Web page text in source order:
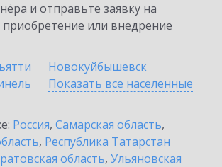
и отправьте заявку на
или внедрение
Новокуйбышевск
Показать все населенные
Россия, Самарская область,
, Республика Татарстан
область, Ульяновская